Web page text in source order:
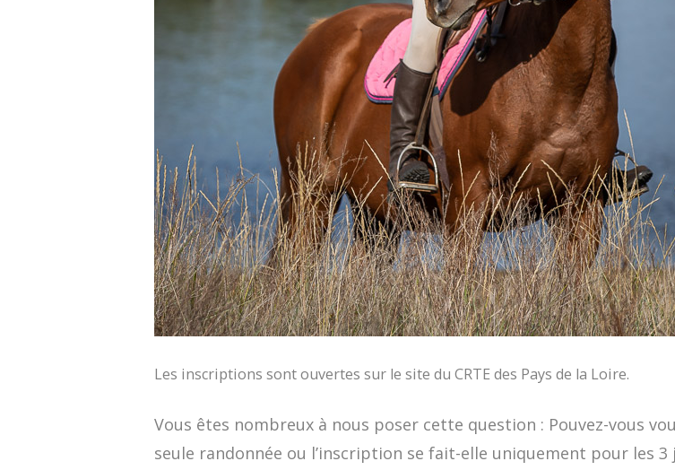
Les inscriptions sont ouvertes sur le site du CRTE des Pays de la Loire.
Vous êtes nombreux à nous poser cette question : Pouvez-vous
seule randonnée ou l’inscription se fait-elle uniquement pour les 3